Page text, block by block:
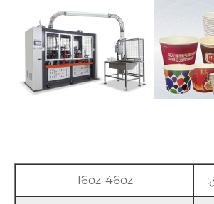
16oz-46oz